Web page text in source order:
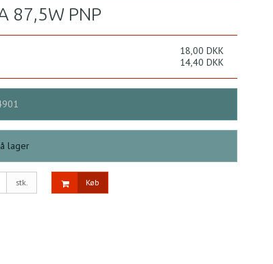
87,5W PNP
18,00 DKK
14,40 DKK
lager
stk. Køb